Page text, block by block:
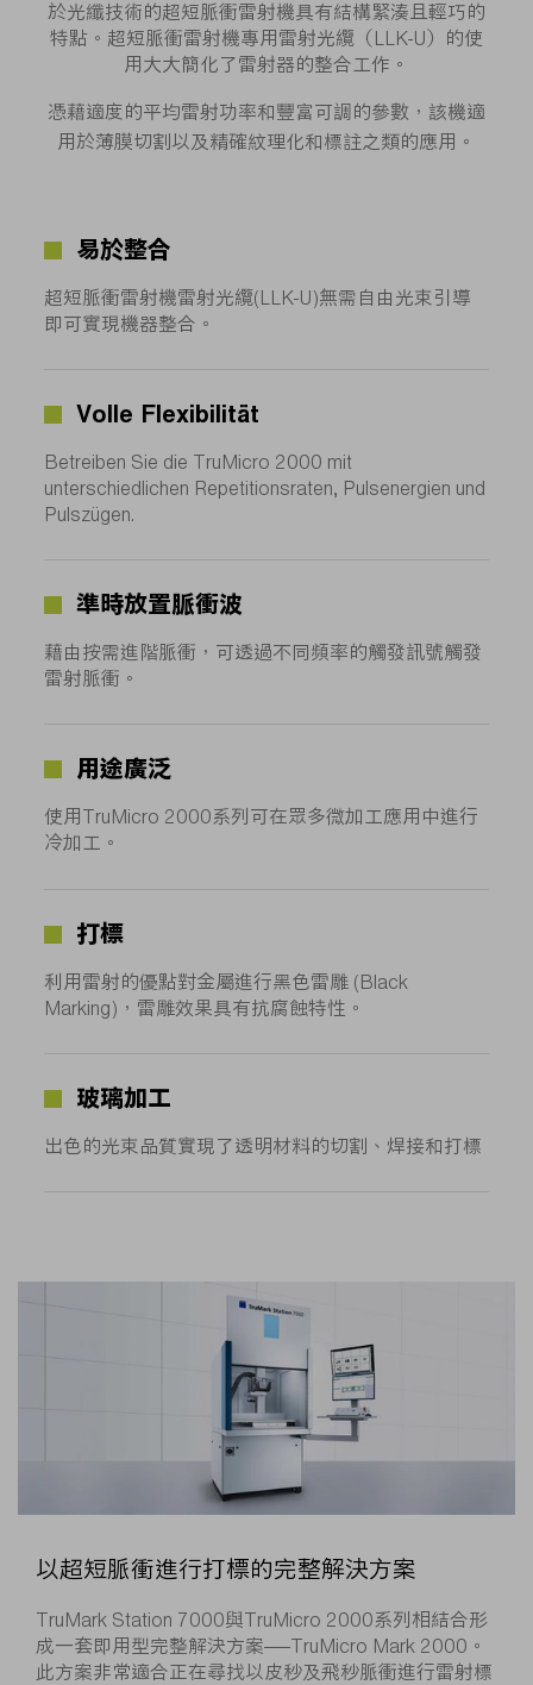
於光纖技術的超短脈衝雷射機具有結構緊湊且輕巧的
特點。超短脈衝雷射機專用雷射光纜（LLK-U）的使
用大大簡化了雷射器的整合工作。
憑藉適度的平均雷射功率和豐富可調的參數，該機適
用於薄膜切割以及精確紋理化和標註之類的應用。
易於整合
超短脈衝雷射機雷射光纜(LLK-U)無需自由光束引導
即可實現機器整合。
Volle Flexibilität
Betreiben Sie die TruMicro 2000 mit
unterschiedlichen Repetitionsraten, Pulsenergien und
Pulszügen.
準時放置脈衝波
藉由按需進階脈衝，可透過不同頻率的觸發訊號觸發
雷射脈衝。
用途廣泛
使用TruMicro 2000系列可在眾多微加工應用中進行
冷加工。
打標
利用雷射的優點對金屬進行黑色雷雕 (Black
Marking)，雷雕效果具有抗腐蝕特性。
玻璃加工
出色的光束品質實現了透明材料的切割、焊接和打標
以超短脈衝進行打標的完整解決方案
TruMark Station 7000與TruMicro 2000系列相結合形
成一套即用型完整解決方案——TruMicro Mark 2000。
此方案非常適合正在尋找以皮秒及飛秒脈衝進行雷射標